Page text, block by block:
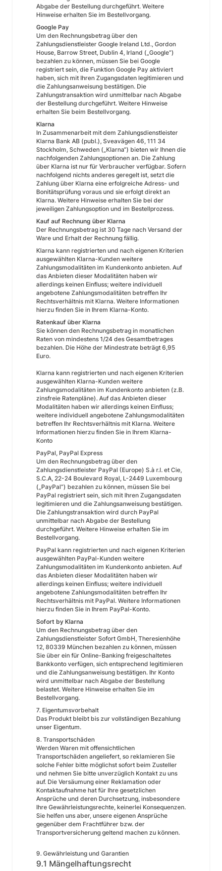
Abgabe der Bestellung durchgeführt. Weitere
Hinweise erhalten Sie im Bestellvorgang.
Google Pay
Um den Rechnungsbetrag über den
Zahlungsdienstleister Google Ireland Ltd., Gordon
House, Barrow Street, Dublin 4, Irland („Google“)
bezahlen zu können, müssen Sie bei Google
registriert sein, die Funktion Google Pay aktiviert
haben, sich mit Ihren Zugangsdaten legitimieren und
die Zahlungsanweisung bestätigen. Die
Zahlungstransaktion wird unmittelbar nach Abgabe
der Bestellung durchgeführt. Weitere Hinweise
erhalten Sie beim Bestellvorgang.
Klarna
In Zusammenarbeit mit dem Zahlungsdienstleister
Klarna Bank AB (publ.), Sveavägen 46, 111 34
Stockholm, Schweden („Klarna“) bieten wir Ihnen die
nachfolgenden Zahlungsoptionen an. Die Zahlung
über Klarna ist nur für Verbraucher verfügbar. Sofern
nachfolgend nichts anderes geregelt ist, setzt die
Zahlung über Klarna eine erfolgreiche Adress- und
Bonitätsprüfung voraus und sie erfolgt direkt an
Klarna. Weitere Hinweise erhalten Sie bei der
jeweiligen Zahlungsoption und im Bestellprozess.
Kauf auf Rechnung über Klarna
Der Rechnungsbetrag ist 30 Tage nach Versand der
Ware und Erhalt der Rechnung fällig.
Klarna kann registrierten und nach eigenen Kriterien
ausgewählten Klarna-Kunden weitere
Zahlungsmodalitäten im Kundenkonto anbieten. Auf
das Anbieten dieser Modalitäten haben wir
allerdings keinen Einfluss; weitere individuell
angebotene Zahlungsmodalitäten betreffen Ihr
Rechtsverhältnis mit Klarna. Weitere Informationen
hierzu finden Sie in Ihrem Klarna-Konto.
Ratenkauf über Klarna
Sie können den Rechnungsbetrag in monatlichen
Raten von mindestens 1/24 des Gesamtbetrages
bezahlen. Die Höhe der Mindestrate beträgt 6,95
Euro.
Klarna kann registrierten und nach eigenen Kriterien
ausgewählten Klarna-Kunden weitere
Zahlungsmodalitäten im Kundenkonto anbieten (z.B.
zinsfreie Ratenpläne). Auf das Anbieten dieser
Modalitäten haben wir allerdings keinen Einfluss;
weitere individuell angebotene Zahlungsmodalitäten
betreffen Ihr Rechtsverhältnis mit Klarna. Weitere
Informationen hierzu finden Sie in Ihrem Klarna-
Konto
PayPal, PayPal Express
Um den Rechnungsbetrag über den
Zahlungsdienstleister PayPal (Europe) S.à r.l. et Cie,
S.C.A, 22-24 Boulevard Royal, L-2449 Luxembourg
(„PayPal“) bezahlen zu können, müssen Sie bei
PayPal registriert sein, sich mit Ihren Zugangsdaten
legitimieren und die Zahlungsanweisung bestätigen.
Die Zahlungstransaktion wird durch PayPal
unmittelbar nach Abgabe der Bestellung
durchgeführt. Weitere Hinweise erhalten Sie im
Bestellvorgang.
PayPal kann registrierten und nach eigenen Kriterien
ausgewählten PayPal-Kunden weitere
Zahlungsmodalitäten im Kundenkonto anbieten. Auf
das Anbieten dieser Modalitäten haben wir
allerdings keinen Einfluss; weitere individuell
angebotene Zahlungsmodalitäten betreffen Ihr
Rechtsverhältnis mit PayPal. Weitere Informationen
hierzu finden Sie in Ihrem PayPal-Konto.
Sofort by Klarna
Um den Rechnungsbetrag über den
Zahlungsdienstleister Sofort GmbH, Theresienhöhe
12, 80339 München bezahlen zu können, müssen
Sie über ein für Online-Banking freigeschaltetes
Bankkonto verfügen, sich entsprechend legitimieren
und die Zahlungsanweisung bestätigen. Ihr Konto
wird unmittelbar nach Abgabe der Bestellung
belastet. Weitere Hinweise erhalten Sie im
Bestellvorgang.
7. Eigentumsvorbehalt​​​​​​​
Das Produkt bleibt bis zur vollständigen Bezahlung
unser Eigentum.
8. Transportschäden​​​​​​​
Werden Waren mit offensichtlichen
Transportschäden angeliefert, so reklamieren Sie
solche Fehler bitte möglichst sofort beim Zusteller
und nehmen Sie bitte unverzüglich Kontakt zu uns
auf. Die Versäumung einer Reklamation oder
Kontaktaufnahme hat für Ihre gesetzlichen
Ansprüche und deren Durchsetzung, insbesondere
Ihre Gewährleistungsrechte, keinerlei Konsequenzen.
Sie helfen uns aber, unsere eigenen Ansprüche
gegenüber dem Frachtführer bzw. der
Transportversicherung geltend machen zu können.
9. Gewährleistung und Garantien​​​​​​​
9.1 Mängelhaftungsrecht